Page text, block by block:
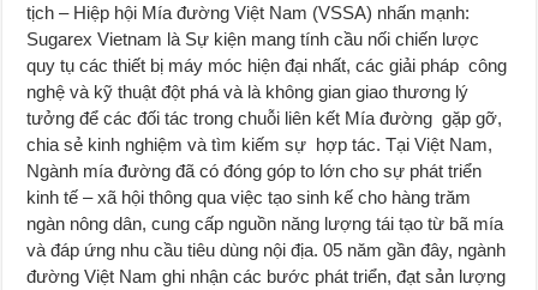
tịch – Hiệp hội Mía đường Việt Nam (VSSA) nhấn mạnh:
Sugarex Vietnam là Sự kiện mang tính cầu nối chiến lược
quy tụ các thiết bị máy móc hiện đại nhất, các giải pháp công
nghệ và kỹ thuật đột phá và là không gian giao thương lý
tưởng để các đối tác trong chuỗi liên kết Mía đường gặp gỡ,
chia sẻ kinh nghiệm và tìm kiếm sự hợp tác. Tại Việt Nam,
Ngành mía đường đã có đóng góp to lớn cho sự phát triển
kinh tế – xã hội thông qua việc tạo sinh kế cho hàng trăm
ngàn nông dân, cung cấp nguồn năng lượng tái tạo từ bã mía
và đáp ứng nhu cầu tiêu dùng nội địa. 05 năm gần đây, ngành
đường Việt Nam ghi nhận các bước phát triển, đạt sản lượng